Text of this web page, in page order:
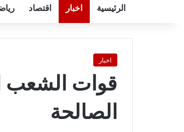
الرئيسية اخبار اقتصاد
اخبار
قوات الشعب
الصالحة